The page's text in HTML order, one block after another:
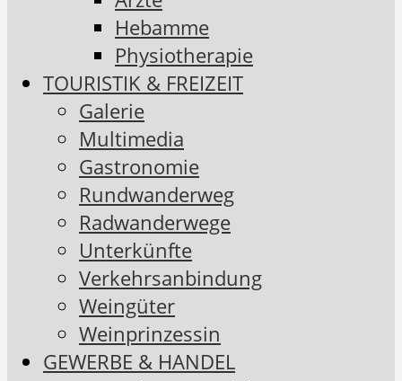
Hebamme
Physiotherapie
TOURISTIK & FREIZEIT
Galerie
Multimedia
Gastronomie
Rundwanderweg
Radwanderwege
Unterkünfte
Verkehrsanbindung
Weingüter
Weinprinzessin
GEWERBE & HANDEL